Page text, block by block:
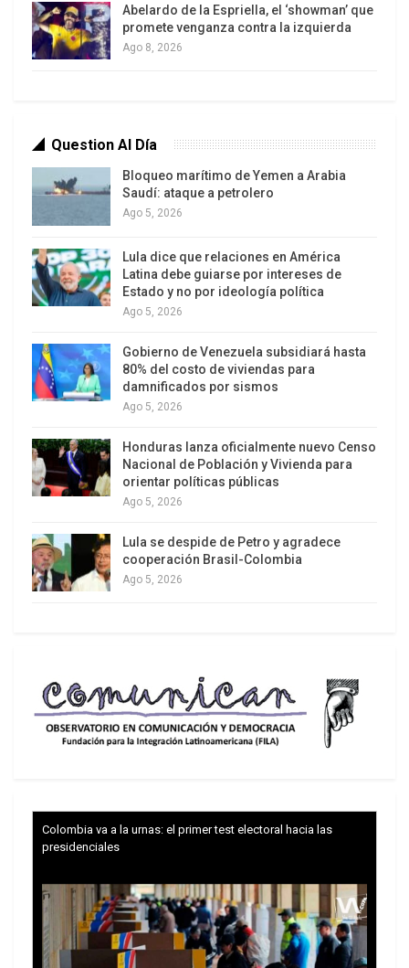
Zelensky enfatizó que Ucrania hará “todo lo
participarán remotamente en algunas
negociaciones para impulsar garantías de
seguridad.
Abelardo de la Espriella, el ‘showman’ que
promete venganza contra la izquierda
Ago 8, 2026
Question Al Día
Bloqueo marítimo de Yemen a Arabia
Saudí: ataque a petrolero
Ago 5, 2026
Lula dice que relaciones en América
Latina debe guiarse por intereses de
Estado y no por ideología política
Ago 5, 2026
Gobierno de Venezuela subsidiará hasta
80% del costo de viviendas para
damnificados por sismos
Ago 5, 2026
Honduras lanza oficialmente nuevo Censo
Nacional de Población y Vivienda para
orientar políticas públicas
Ago 5, 2026
Lula se despide de Petro y agradece
cooperación Brasil-Colombia
Ago 5, 2026
Colombia va a la urnas: el primer test electoral hacia las
presidenciales